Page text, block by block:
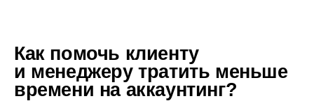
Как помочь клиенту
и менеджеру тратить меньше
времени на аккаунтинг?